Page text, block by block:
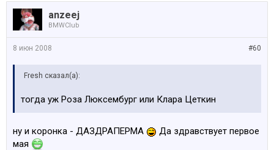
anzeej
BMWClub
#60
8 июн 2008
Fresh сказал(а):
тогда уж Роза Люксембург или Клара Цеткин
ну и коронка - ДАЗДРАПЕРМА
Да здравствует первое
мая